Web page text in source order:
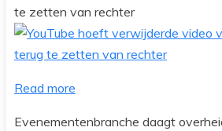
te zetten van rechter
Read more
Evenementenbranche daagt